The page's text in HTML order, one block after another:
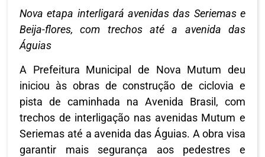
Nova etapa interligará avenidas das Seriemas e
Beija-flores, com trechos até a avenida das
Águias
A Prefeitura Municipal de Nova Mutum deu
iniciou às obras de construção de ciclovia e
pista de caminhada na Avenida Brasil, com
trechos de interligação nas avenidas Mutum e
Seriemas até a avenida das Águias. A obra visa
garantir mais segurança aos pedestres e